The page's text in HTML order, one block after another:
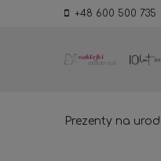
+48 600 500 735
Prezenty na